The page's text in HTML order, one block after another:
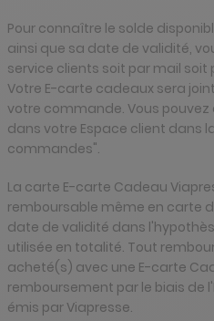
Pour connaître le solde
ainsi que sa date de validité,
service clients soit par mail soit
Votre E-carte cadeaux sera
votre commande. Vous
dans votre Espace client dans
commandes".
La carte E-carte Cadeau
remboursable même en carte
date de validité dans
utilisée en totalité. Tout
acheté(s) avec une E-carte
remboursement par le biais de
émis par Viapresse.